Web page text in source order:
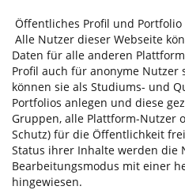
Öffentliches Profil und Portfolio
Alle Nutzer dieser Webseite
Daten für alle anderen
Profil auch für anonyme Nutzer
können sie als Studiums- und
Portfolios anlegen und diese
Gruppen, alle Plattform-Nutzer
Schutz) für die Öffentlichkeit
Status ihrer Inhalte werden die
Bearbeitungsmodus mit einer
hingewiesen.